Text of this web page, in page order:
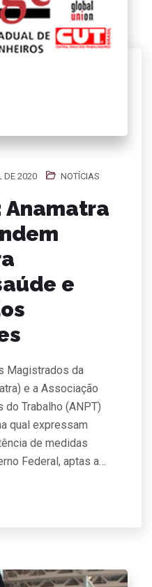
DE 2020 NOTÍCIAS
Anamatra
e
Magistrados da
e a Associação
do Trabalho (ANPT)
qual expressam
de medidas
Federal, aptas a…